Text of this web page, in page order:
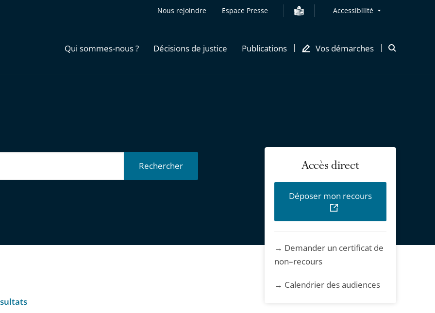
Nous rejoindre Espace Presse Accessibilité
Qui sommes-nous ? Décisions de justice Publications Vos démarches
Ouvrir
Rechercher Accès direct
Déposer mon recours
→ Demander un certificat de
non–recours
→ Calendrier des audiences